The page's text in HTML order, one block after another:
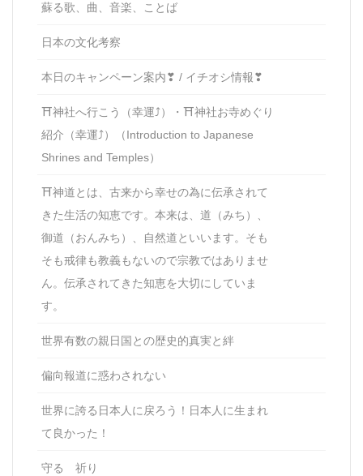
蘇る歌、曲、音楽、ことば
日本の文化考察
本日のキャンペーン案内❣ / イチオシ情報❣
⛩神社へ行こう（幸運⤴）・⛩神社お寺めぐり
紹介（幸運⤴）（Introduction to Japanese
Shrines and Temples）
⛩神道とは、古来から幸せの為に伝承されて
きた生活の知恵です。本来は、道（みち）、
御道（おんみち）、自然道といいます。そも
そも戒律も教義もないので宗教ではありませ
ん。伝承されてきた知恵を大切にしていま
す。
世界有数の親日国との歴史的真実と絆
偏向報道に惑わされない
世界に誇る日本人に戻ろう！日本人に生まれ
て良かった！
守る 祈り